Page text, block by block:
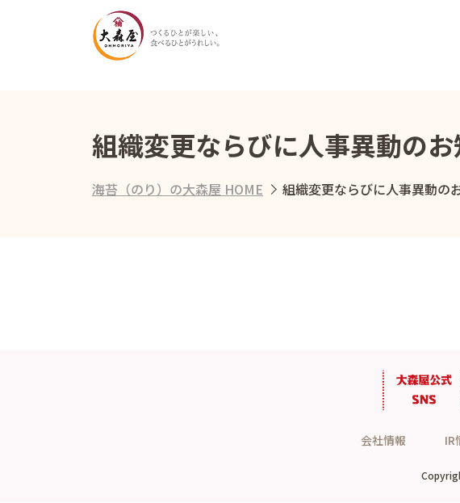
組織変更ならびに人事異動の
海苔（のり）の大森屋 HOME 組織変更ならびに人事異動の
会社情報 IR